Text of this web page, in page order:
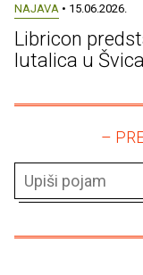
NAJAVA • 15.06.2026.
Libricon
lutalica u
–